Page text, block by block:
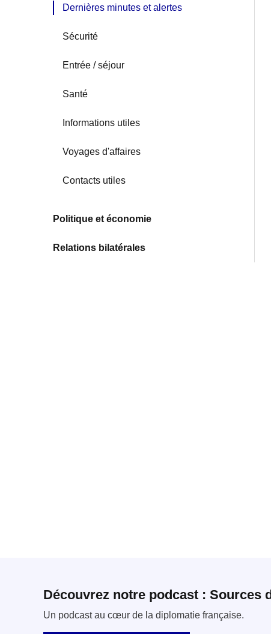
Dernières minutes et alertes
Sécurité
Entrée / séjour
Santé
Informations utiles
Voyages d'affaires
Contacts utiles
Politique et économie
Relations bilatérales
Découvrez notre podcast : Sources
Un podcast au cœur de la diplomatie française.